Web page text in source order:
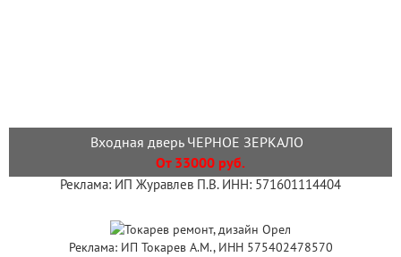
Входная дверь ЧЕРНОЕ ЗЕРКАЛО
От 33000 руб.
Реклама: ИП Журавлев П.В. ИНН: 571601114404
Реклама: ИП Токарев А.М., ИНН 575402478570